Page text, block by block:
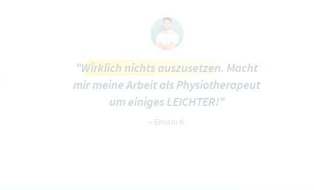
"Wirklich nichts auszusetzen. Macht
mir meine Arbeit als Physiotherapeut
um einiges LEICHTER!"
– Entoni K.